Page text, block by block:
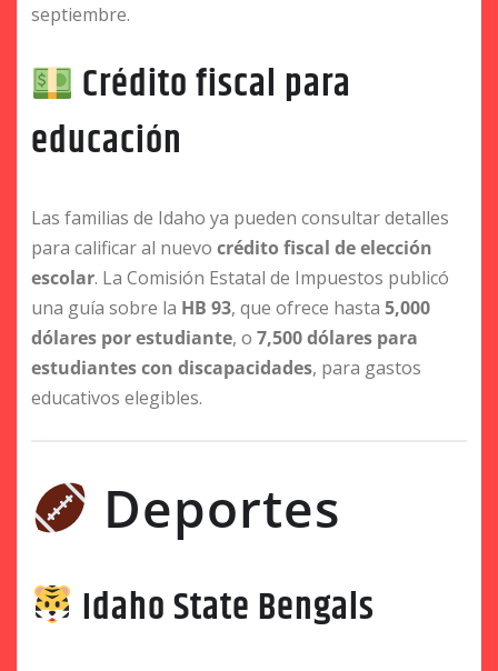
septiembre.
Crédito fiscal para
educación
Las familias de Idaho ya pueden consultar detalles
para calificar al nuevo crédito fiscal de elección
escolar. La Comisión Estatal de Impuestos publicó
una guía sobre la HB 93, que ofrece hasta 5,000
dólares por estudiante, o 7,500 dólares para
estudiantes con discapacidades, para gastos
educativos elegibles.
Deportes
Idaho State Bengals